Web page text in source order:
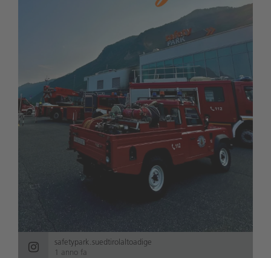
safetypark.suedtirolaltoadige
1 anno fa